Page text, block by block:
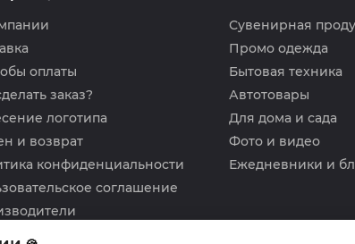
оплаты
заказ?
логотипа
и возврат
конфиденциальности
соглашение
Сувенирная
Промо одежда
Бытовая техника
Автотовары
Для дома и сада
Фото и видео
Ежедневники и